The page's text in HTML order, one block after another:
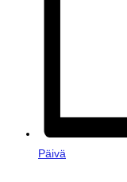
Päivä